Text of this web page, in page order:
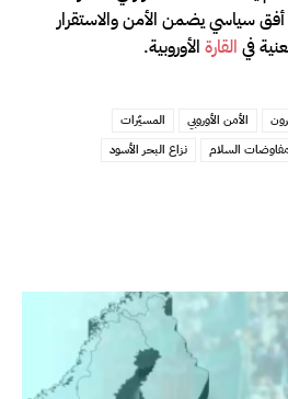
سياسي يضمن الأمن والاستقرار
في القارة الأوروبية.
الأمن الأوروبي
المسيّرات
مفاوضات السلام نزاع البحر الأسود